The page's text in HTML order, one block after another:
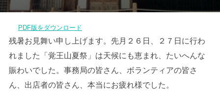
稿
PDF版をダウンロード
残暑お見舞い申し上げます。先月２６日、２７日に行わ
れました「覚王山夏祭」は天候にも恵まれ、たいへんな
賑わいでした。事務局の皆さん、ボランティアの皆さ
ん、出店者の皆さん、本当にお疲れ様でした。